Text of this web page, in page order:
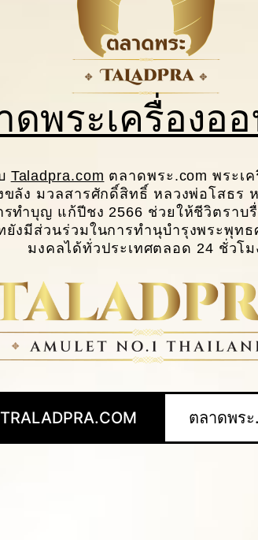
ดพระเครื่องอ
Taladpra.com ตลาดพระ.com พระเ
ขลัง มวลสารศักดิ์สิทธิ์ หลวงพ่อโสธ
ทำบุญ แก้ปีชง 2566 ช่วยให้ชีวิตราบ
งมีส่วนร่วมในการทํานุบํารุงพระพุท
มงคลได้ทั่วประเทศตลอด 24 ชั่วโม
TRALADPRA.COM ตลาดพร